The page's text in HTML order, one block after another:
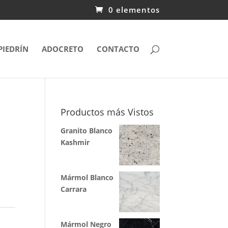
0 elementos
ADOCRETO CONTACTO
Productos más Vistos
Granito Blanco
Kashmir
Mármol Blanco
Carrara
Mármol Negro